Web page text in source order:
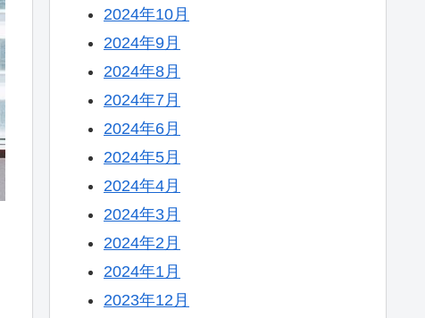
2024年10月
2024年9月
2024年8月
2024年7月
2024年6月
2024年5月
2024年4月
2024年3月
2024年2月
2024年1月
2023年12月